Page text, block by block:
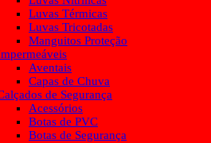
Luvas Térmicas
Luvas Tricotadas
Manguitos Proteção
Aventais
Capas de Chuva
de Segurança
Acessórios
Botas de PVC
Botas de Segurança